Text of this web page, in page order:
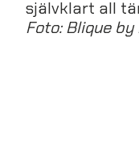
självklart all
Foto: Blique by